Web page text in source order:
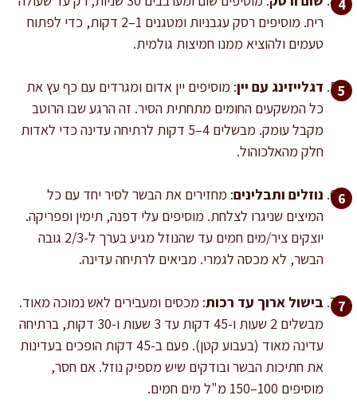
ריח. מוסיפים רסק עגבניות ומטגנים 1–2 דקות, כדי לפתוח
טעמים ולהוציא ממנו חמיצות גולמית.
דגלייזינג עם יין: מוסיפים יין אדום ומגרדים עם כף עץ את
כל המשקעים החומים מתחתית הסיר. זה הרגע שבו הרוטב
מקבל עומק. מבשלים 4–5 דקות לרתיחה עדינה כדי לאדות
חלק מהאלכוהול.
נוזלים ותבלינים: מחזירים את הבשר לסיר יחד עם כל
המיצים שניגרו לצלחת. מוסיפים עלי דפנה, תימין ופפריקה.
יוצקים ציר/מים חמים עד שהנוזל מגיע בערך ל-2/3 גובה
הבשר, לא מכסה לגמרי. מביאים לרתיחה עדינה.
בישול ארוך עד רכות: מכסים ומעבירים לאש נמוכה מאוד.
מבשלים 2 שעות ו-45 דקות עד 3 שעות ו-30 דקות, ברתיחה
עדינה מאוד (בעבוע קטן). פעם ב-45 דקות הופכים בעדינות
את חתיכות הבשר ובודקים שיש מספיק נוזל. אם חסר,
מוסיפים 100–150 מ"ל מים חמים.